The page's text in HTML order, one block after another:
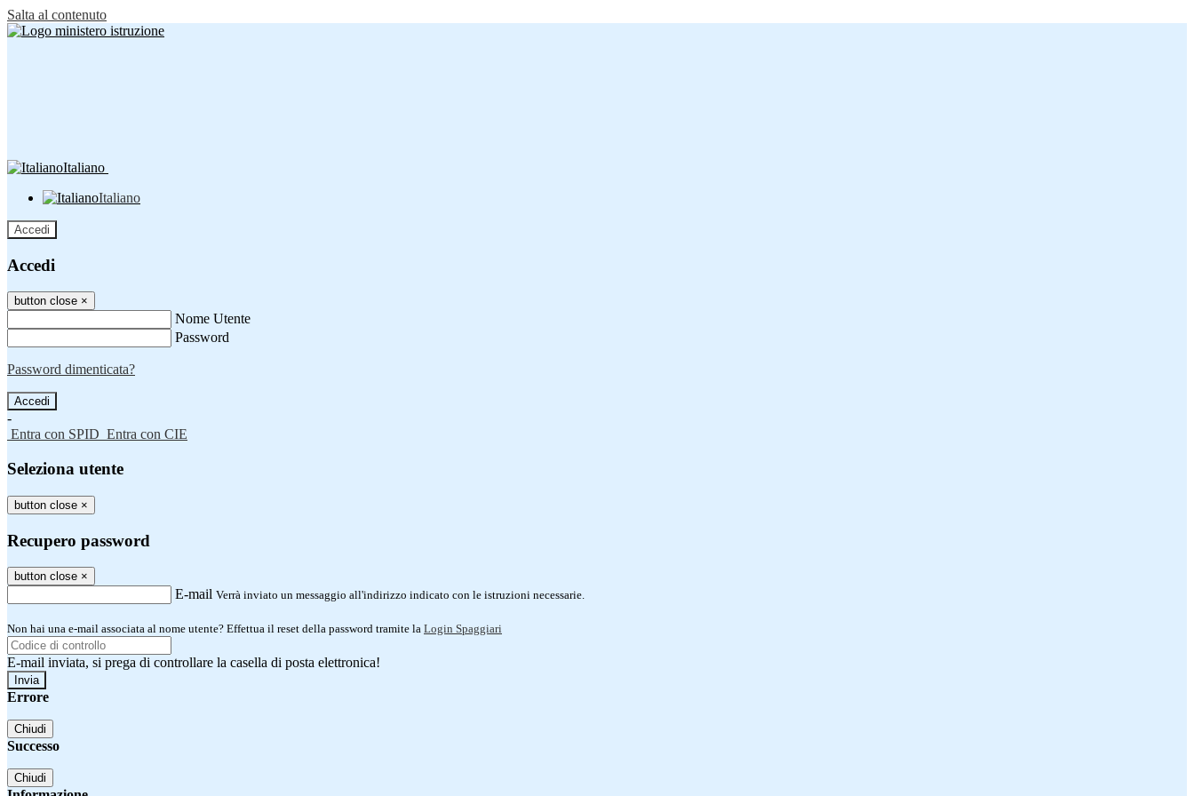
Salta al contenuto
Italiano
Italiano
Accedi
Accedi
button close ×
Nome Utente
Password
Password dimenticata?
-
Entra con SPID Entra con CIE
Seleziona utente
button close ×
Recupero password
button close ×
E-mail Verrà inviato un messaggio all'indirizzo indicato con le istruzioni necessarie.
Non hai una e-mail associata al nome utente? Effettua il reset della password tramite la Login Spaggiari
E-mail inviata, si prega di controllare la casella di posta elettronica!
Errore
Chiudi
Successo
Chiudi